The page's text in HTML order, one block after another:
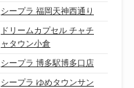
シープラ 福岡天神西通り
ドリームカプセル チャチ
ャタウン小倉
シープラ 博多駅博多口店
シープラ ゆめタウンサン